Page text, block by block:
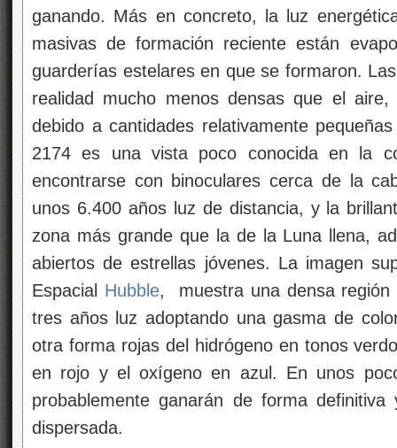
ganando. Más en concreto, la luz
masivas de formación reciente están
guarderías estelares en que se formaron.
realidad mucho menos densas que el
debido a cantidades relativamente
2174 es una vista poco conocida en la
encontrarse con binoculares cerca de la
unos 6.400 años luz de distancia, y la
zona más grande que la de la Luna llena,
abiertos de estrellas jóvenes. La imagen
Espacial Hubble, muestra una densa región
tres años luz adoptando una gasma de
otra forma rojas del hidrógeno en tonos
en rojo y el oxígeno en azul. En unos
probablemente ganarán de forma
dispersada.